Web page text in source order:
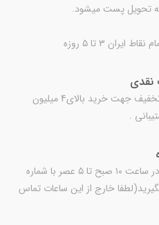
تحویل پست میشود.
۳ تا ۵ روزه
نقدی
دریافت کوپن ۵ درصد تخفیف جهت خرید بالای4 میلیون
.
جهت خرید عمده فقط در ساعت ۱۰ صبح تا ۵ عصر با شماره
تماس بگیرید(لطفا خارج از این ساعات تماس